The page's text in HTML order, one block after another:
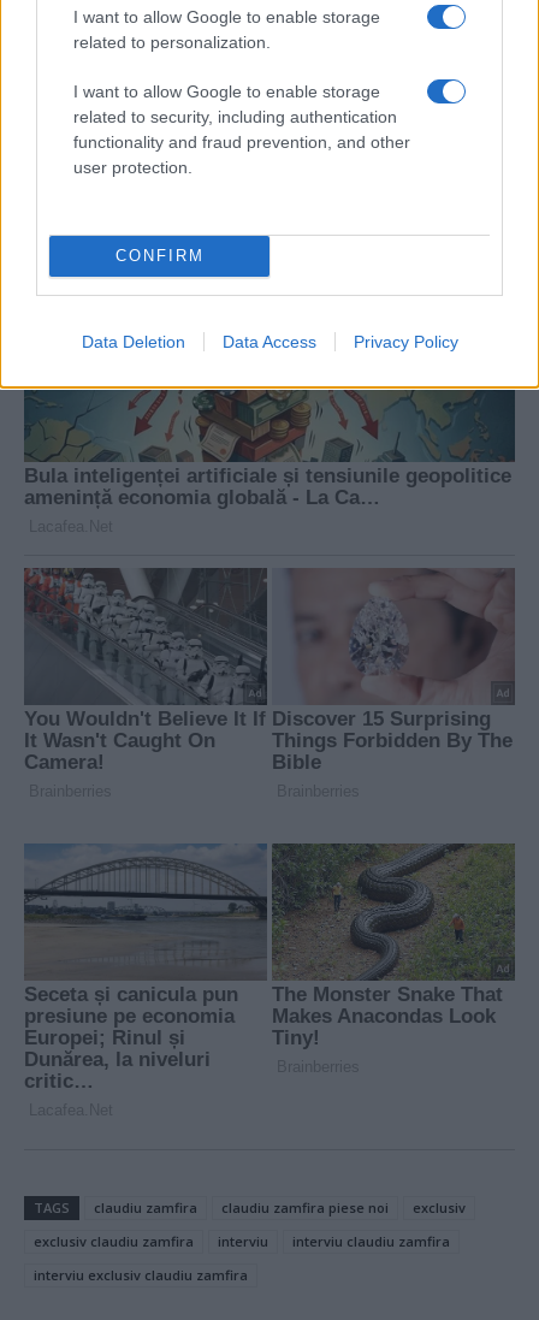
I want to allow Google to enable storage
related to personalization.
I want to allow Google to enable storage
related to security, including authentication
functionality and fraud prevention, and other
user protection.
CONFIRM
Data Deletion Data Access Privacy Policy
TAGS claudiu zamfira claudiu zamfira piese noi
exclusiv
exclusiv claudiu zamfira
interviu
interviu claudiu zamfira
interviu exclusiv claudiu zamfira